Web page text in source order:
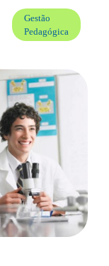
Gestão
Pedagógica